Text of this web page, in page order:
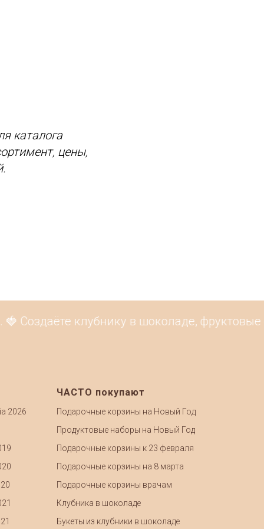
каталога
цены,
клубнику в шоколаде, фруктовые
2026
ЧАСТО покупают
Подарочные корзины на Новый Год
Продуктовые наборы на Новый Год
Подарочные корзины к 23 февраля
Подарочные корзины на 8 марта
Подарочные корзины врачам
Клубника в шоколаде
Букеты из клубники в шоколаде